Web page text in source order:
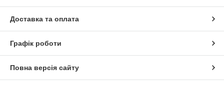
Доставка та оплата
Графік роботи
Повна версія сайту